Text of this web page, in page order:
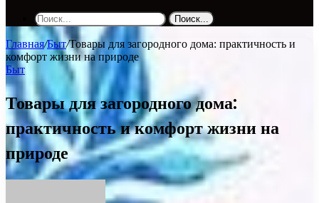
Поиск...
Главная/Быт/Товары для загородного дома: практичность и
комфорт жизни на природе
Быт
Товары для загородного дома:
практичность и комфорт жизни на
природе